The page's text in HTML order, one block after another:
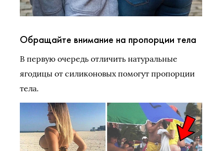
Обращайте внимание на пропорции тела
В первую очередь отличить натуральные
ягодицы от силиконовых помогут пропорции
тела.